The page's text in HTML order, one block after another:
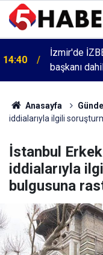
14:40
İzmir'de
başkanı
Anasayfa
iddialarıyla ilgili
İstanbul
iddialarıyla
bulgusuna